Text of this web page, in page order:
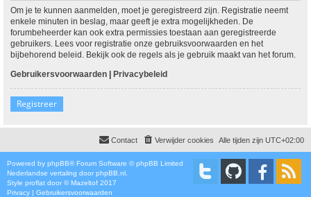
Om je te kunnen aanmelden, moet je geregistreerd zijn. Registratie neemt
enkele minuten in beslag, maar geeft je extra mogelijkheden. De
forumbeheerder kan ook extra permissies toestaan aan geregistreerde
gebruikers. Lees voor registratie onze gebruiksvoorwaarden en het
bijbehorend beleid. Bekijk ook de regels als je gebruik maakt van het forum.
Gebruikersvoorwaarden | Privacybeleid
Registreer
Alle tijden zijn UTC+02:00
Verwijder cookies
Contact
Powered by phpBB® Forum Software © phpBB Limited
Nederlandse vertaling door phpBB.nl
Style proflat door ©Mazeltof 2017
Privacy | Gebruikersvoorwaarden